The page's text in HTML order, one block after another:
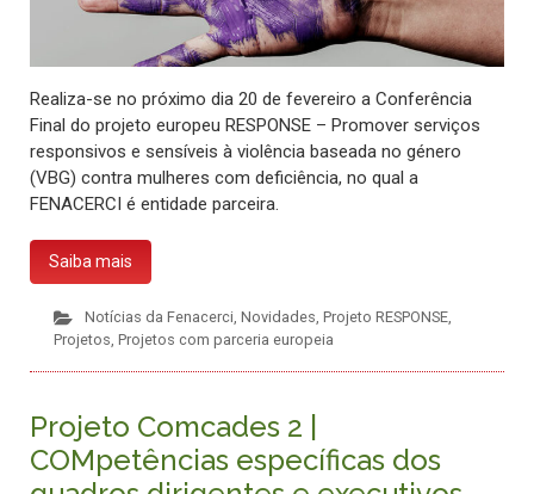
Realiza-se no próximo dia 20 de fevereiro a Conferência
Final do projeto europeu RESPONSE – Promover serviços
responsivos e sensíveis à violência baseada no género
(VBG) contra mulheres com deficiência, no qual a
FENACERCI é entidade parceira.
Saiba mais
Notícias da Fenacerci Novidades Projeto RESPONSE,
Projetos Projetos com parceria europeia
Projeto Comcades 2 |
COMpetências específicas dos